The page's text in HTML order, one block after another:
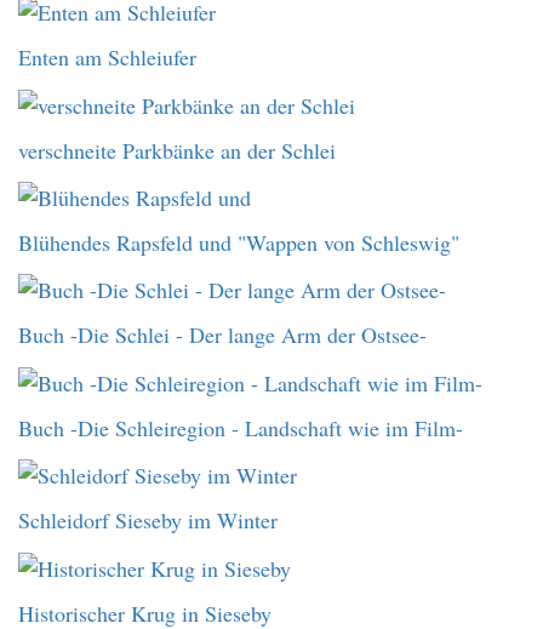
Enten am Schleiufer
verschneite Parkbänke an der Schlei
Blühendes Rapsfeld und "Wappen von Schleswig"
Buch -Die Schlei - Der lange Arm der Ostsee-
Buch -Die Schleiregion - Landschaft wie im Film-
Schleidorf Sieseby im Winter
Historischer Krug in Sieseby